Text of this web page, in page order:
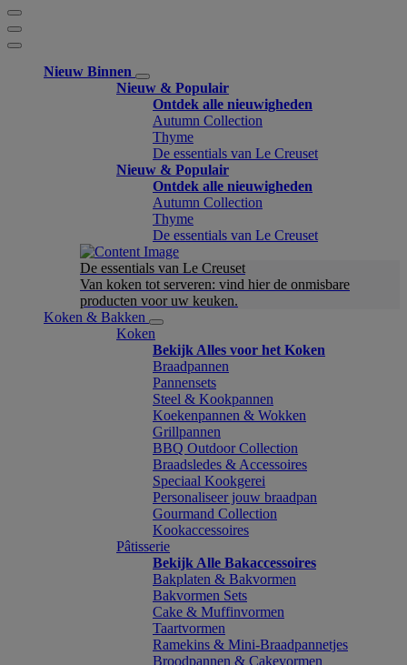
Nieuw Binnen
Nieuw & Populair
Ontdek alle nieuwigheden
Autumn Collection
Thyme
De essentials van Le Creuset
Nieuw & Populair
Ontdek alle nieuwigheden
Autumn Collection
Thyme
De essentials van Le Creuset
De essentials van Le Creuset
Van koken tot serveren: vind hier de onmisbare
producten voor uw keuken.
Koken & Bakken
Koken
Bekijk Alles voor het Koken
Braadpannen
Pannensets
Steel & Kookpannen
Koekenpannen & Wokken
Grillpannen
BBQ Outdoor Collection
Braadsledes & Accessoires
Speciaal Kookgerei
Personaliseer jouw braadpan
Gourmand Collection
Kookaccessoires
Pâtisserie
Bekijk Alle Bakaccessoires
Bakplaten & Bakvormen
Bakvormen Sets
Cake & Muffinvormen
Taartvormen
Ramekins & Mini-Braadpannetjes
Broodpannen & Cakevormen